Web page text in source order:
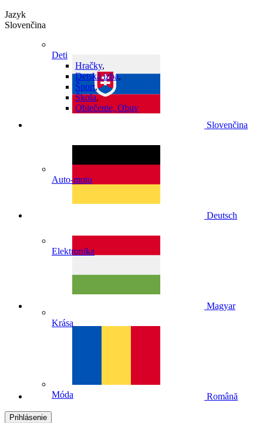
Jazyk
Slovenčina
Slovenčina
Deutsch
Magyar
Română
Prihlásenie
Deti
Hračky,
Detská izba,
Šport,
Škola,
Oblečenie, Obuv
Auto-moto
Elektronika
Krása
Móda